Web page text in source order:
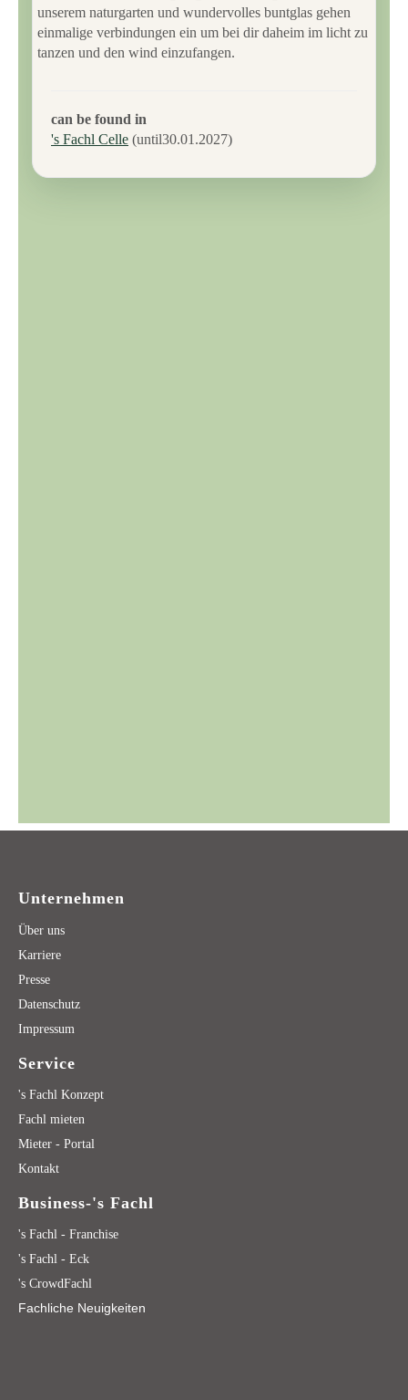
Unternehmen
Über uns
Karriere
Presse
Datenschutz
Impressum
Service
's Fachl Konzept
Fachl mieten
Mieter - Portal
Kontakt
Business-'s Fachl
's Fachl - Franchise
's Fachl - Eck
's CrowdFachl
Fachliche Neuigkeiten